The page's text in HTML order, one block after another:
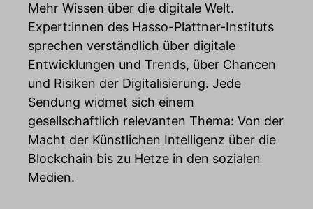
Mehr Wissen über die digitale Welt.
Expert:innen des Hasso-Plattner-Instituts
sprechen verständlich über digitale
Entwicklungen und Trends, über Chancen
und Risiken der Digitalisierung. Jede
Sendung widmet sich einem
gesellschaftlich relevanten Thema: Von der
Macht der Künstlichen Intelligenz über die
Blockchain bis zu Hetze in den sozialen
Medien.